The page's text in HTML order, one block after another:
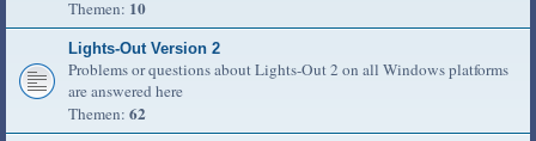
Themen: 10
Lights-Out Version 2
Problems or questions about Lights-Out 2 on all Windows platforms
are answered here
Themen: 62